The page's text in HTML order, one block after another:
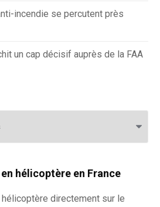
incendie se percutent près
un cap décisif auprès de la FAA
hélicoptère en France
directement sur le